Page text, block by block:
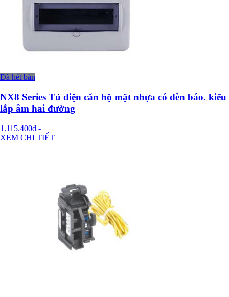
Đã hết bán
NX8 Series Tủ điện căn hộ mặt nhựa có đèn báo. kiểu
lắp âm hai đường
1.115.400đ -
XEM CHI TIẾT